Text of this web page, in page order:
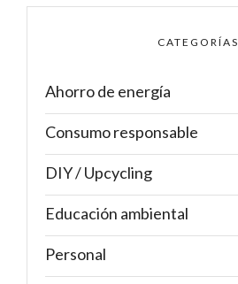
CATEGORÍAS
Ahorro de energía
Consumo responsable
DIY / Upcycling
Educación ambiental
Personal